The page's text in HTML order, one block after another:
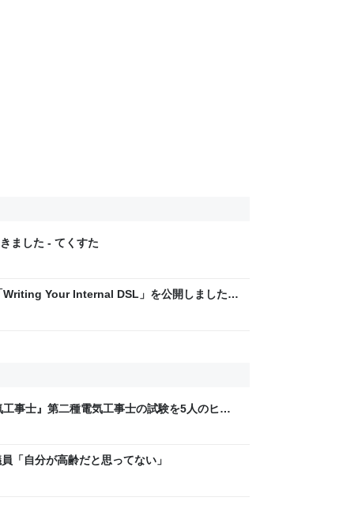
ました - てくすた
Your Internal DSL」を公開しました！
工事士』第二種電気工事士の試験を5人のヒロ
1000問”や“本番形式CBT模擬試験”で本格的
「自分が高齢だと思ってない」